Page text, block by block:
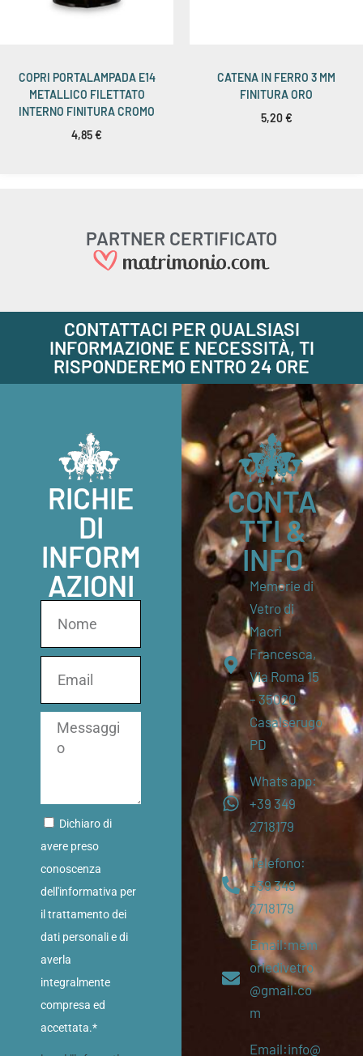
COPRI PORTALAMPADA E14
METALLICO FILETTATO
INTERNO FINITURA CROMO
4,85€
CATENA IN FERRO 3 MM
FINITURA ORO
5,20€
PARTNER CERTIFICATO
CONTATTACI PER QUALSIASI
INFORMAZIONE E NECESSITÀ, TI
RISPONDEREMO ENTRO 24 ORE
RICHIE
DI
INFORM
AZIONI
Dichiaro di
avere preso
conoscenza
dell'informativa per
il trattamento dei
dati personali e di
averla
integralmente
compresa ed
accettata.*
CONTA
TTI &
INFO
Memorie di
Vetro di
Macrì
Francesca,
Via Roma 15
– 35020
Casalserugo
PD
Whats app:
+39 349
2718179
Telefono:
+39 349
2718179
Email:mem
oriedivetro
@gmail.co
m
Email:info@